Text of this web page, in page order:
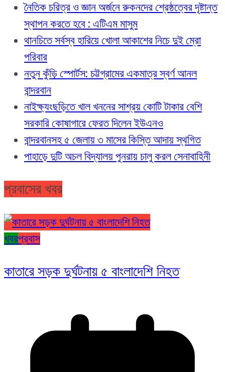
নৈতিক চরিত্র ও জ্ঞান অর্জনে রুকনদের শ্রেষ্ঠত্বের দৃষ্টান্ত
স্থাপন করতে হবে : এটিএম মাসুম
থানচিতে সর্বস্ব হারিয়ে খোলা আকাশের নিচে দুই ম্রো
পরিবার
নতুন কুঁড়ি স্পোর্টস: চট্টগ্রামের একমাত্র স্বর্ণ আনল
বান্দরবান
নাইক্ষ্যংছড়িতে খাল খননের সাশ্রয় কোটি টাকার বেশি
সরকারি কোষাগারে ফেরত দিলেন ইউএনও
বান্দরবানসহ ৫ জেলায় ৩ মাসের কিস্তি আদায় স্থগিত
পাহাড়ে দুটি অচল বিদ্যালয় পুনরায় চালু করল সেনাবাহিনী
প্রবাসের খবর
খবরপ্রবাস
কাতারে সড়ক দুর্ঘটনায় ৫ বাংলাদেশি নিহত